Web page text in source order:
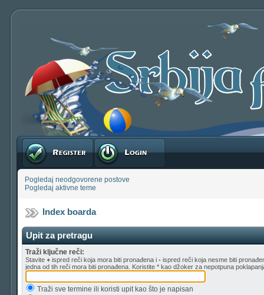
Registruj se Prijavite se
Pogledaj neodgovorene postove
Pogledaj aktivne teme
Index boarda
Upit za pretragu
Traži ključne reči:
Stavite + ispred reči koja mora biti pronađena i - ispred reči koja nesme biti
jedna od tih reči mora biti pronađena. Koristite * kao džoker za nepotpuna
Traži sve termine ili koristi upit kao što je napisan